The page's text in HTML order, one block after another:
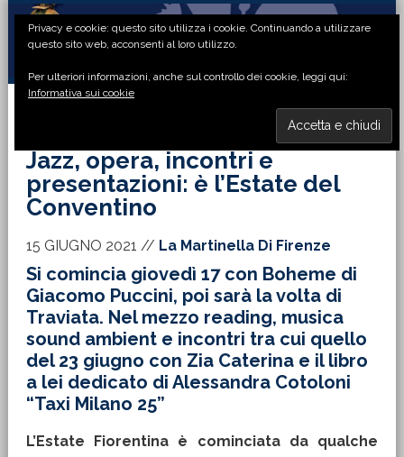
Passa
primaria
Passa
principale
Passa
laterale
Passa
di
Jazz, opera, incontri e
presentazioni: è l’Estate del
Conventino
15 GIUGNO 2021 // La Martinella Di Firenze
Si comincia giovedì 17 con Boheme di
Giacomo Puccini, poi sarà la volta di
Traviata. Nel mezzo reading, musica
sound ambient e incontri tra cui quello
del 23 giugno con Zia Caterina e il libro
a lei dedicato di Alessandra Cotoloni
“Taxi Milano 25”
L’Estate Fiorentina è cominciata da qualche
Privacy e cookie: questo sito utilizza i cookie. Continuando a utilizzare
questo sito web, acconsenti al loro utilizzo.
Per ulteriori informazioni, anche sul controllo dei cookie, leggi qui:
Informativa sui cookie